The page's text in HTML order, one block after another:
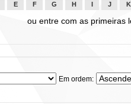
E F G H J K
ou entre com as primeiras
Em ordem: